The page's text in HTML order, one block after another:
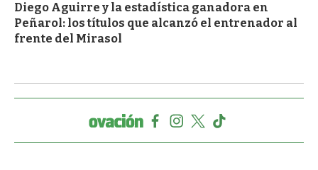
Diego Aguirre y la estadística ganadora en
Peñarol: los títulos que alcanzó el entrenador al
frente del Mirasol